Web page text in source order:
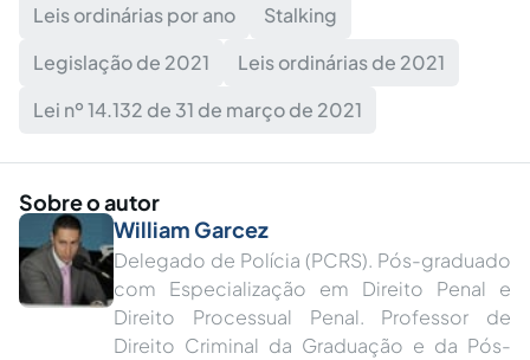
Leis ordinárias por ano
Stalking
Legislação de 2021
Leis ordinárias de 2021
Lei nº 14.132 de 31 de março de 2021
Sobre o autor
William Garcez
Delegado de Polícia (PCRS). Pós-graduado
com Especialização em Direito Penal e
Direito Processual Penal. Professor de
Direito Criminal da Graduação e da Pós-